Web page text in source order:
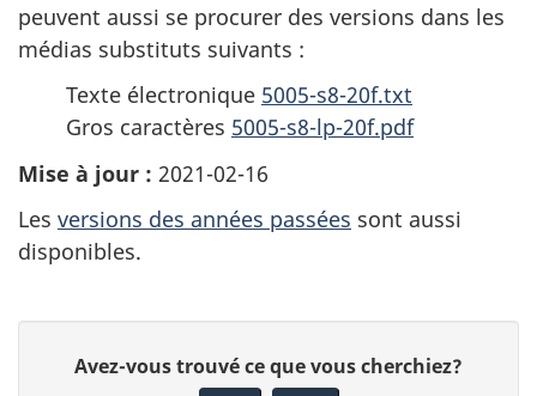
peuvent aussi se procurer des versions dans les
médias substituts suivants :
Texte électronique 5005-s8-20f.txt
Gros caractères 5005-s8-lp-20f.pdf
Mise à jour : 2021-02-16
Les versions des années passées sont aussi
disponibles.
Avez-vous trouvé ce que vous cherchiez?